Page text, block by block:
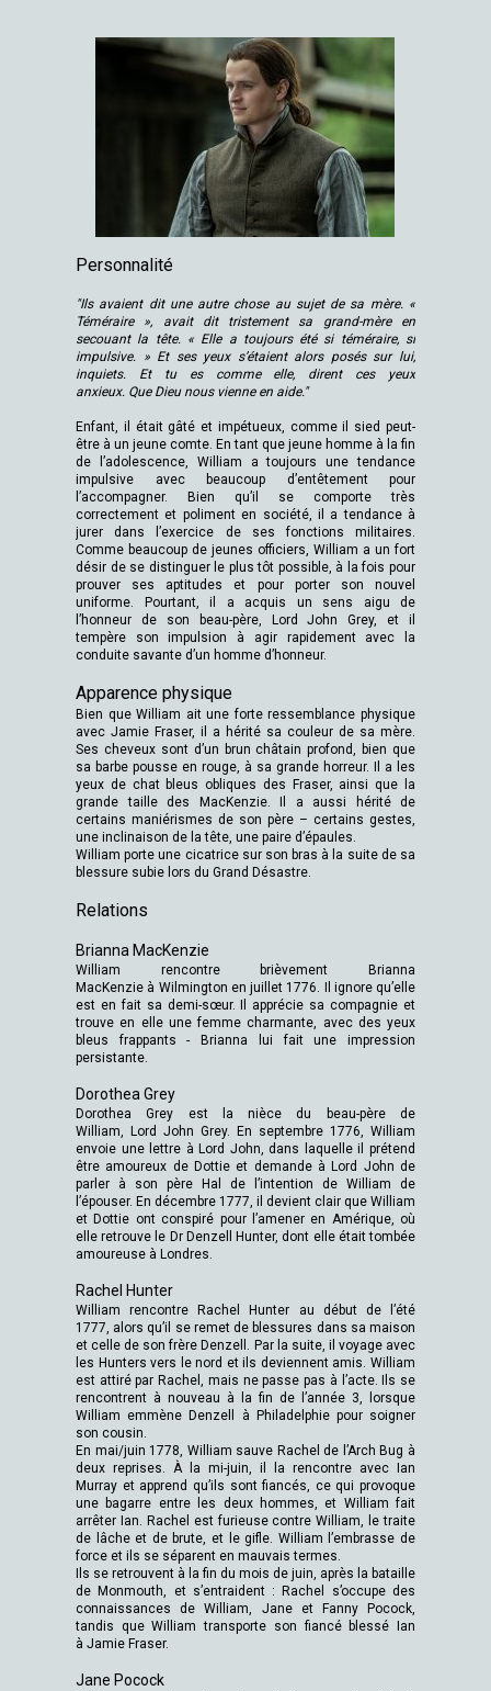
Personnalité
"Ils avaient dit une autre chose au sujet de sa mère. «
Téméraire », avait dit tristement sa grand-mère en
secouant la tête. « Elle a toujours été si téméraire, si
impulsive. » Et ses yeux s’étaient alors posés sur lui,
inquiets. Et tu es comme elle, dirent ces yeux
anxieux. Que Dieu nous vienne en aide."
Enfant, il était gâté et impétueux, comme il sied peut-
être à un jeune comte. En tant que jeune homme à la fin
de l’adolescence, William a toujours une tendance
impulsive avec beaucoup d’entêtement pour
l’accompagner. Bien qu’il se comporte très
correctement et poliment en société, il a tendance à
jurer dans l’exercice de ses fonctions militaires.
Comme beaucoup de jeunes officiers, William a un fort
désir de se distinguer le plus tôt possible, à la fois pour
prouver ses aptitudes et pour porter son nouvel
uniforme. Pourtant, il a acquis un sens aigu de
l’honneur de son beau-père, Lord John Grey, et il
tempère son impulsion à agir rapidement avec la
conduite savante d’un homme d’honneur.
Apparence physique
Bien que William ait une forte ressemblance physique
avec Jamie Fraser, il a hérité sa couleur de sa mère.
Ses cheveux sont d’un brun châtain profond, bien que
sa barbe pousse en rouge, à sa grande horreur. Il a les
yeux de chat bleus obliques des Fraser, ainsi que la
grande taille des MacKenzie. Il a aussi hérité de
certains maniérismes de son père – certains gestes,
une inclinaison de la tête, une paire d’épaules.
William porte une cicatrice sur son bras à la suite de sa
blessure subie lors du Grand Désastre.
Relations
Brianna MacKenzie
William rencontre brièvement Brianna
MacKenzie à Wilmington en juillet 1776. Il ignore qu’elle
est en fait sa demi-sœur. Il apprécie sa compagnie et
trouve en elle une femme charmante, avec des yeux
bleus frappants - Brianna lui fait une impression
persistante.
Dorothea Grey
Dorothea Grey est la nièce du beau-père de
William, Lord John Grey. En septembre 1776, William
envoie une lettre à Lord John, dans laquelle il prétend
être amoureux de Dottie et demande à Lord John de
parler à son père Hal de l’intention de William de
l’épouser. En décembre 1777, il devient clair que William
et Dottie ont conspiré pour l’amener en Amérique, où
elle retrouve le Dr Denzell Hunter, dont elle était tombée
amoureuse à Londres.
Rachel Hunter
William rencontre Rachel Hunter au début de l’été
1777, alors qu’il se remet de blessures dans sa maison
et celle de son frère Denzell. Par la suite, il voyage avec
les Hunters vers le nord et ils deviennent amis. William
est attiré par Rachel, mais ne passe pas à l’acte. Ils se
rencontrent à nouveau à la fin de l’année 3, lorsque
William emmène Denzell à Philadelphie pour soigner
son cousin.
En mai/juin 1778, William sauve Rachel de l’Arch Bug à
deux reprises. À la mi-juin, il la rencontre avec Ian
Murray et apprend qu’ils sont fiancés, ce qui provoque
une bagarre entre les deux hommes, et William fait
arrêter Ian. Rachel est furieuse contre William, le traite
de lâche et de brute, et le gifle. William l’embrasse de
force et ils se séparent en mauvais termes.
Ils se retrouvent à la fin du mois de juin, après la bataille
de Monmouth, et s’entraident : Rachel s’occupe des
connaissances de William, Jane et Fanny Pocock,
tandis que William transporte son fiancé blessé Ian
à Jamie Fraser.
Jane Pocock